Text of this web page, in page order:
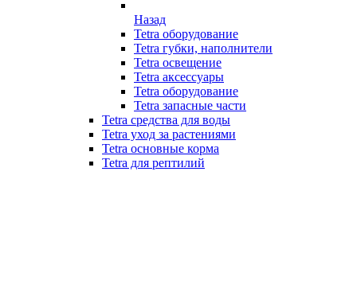
Назад
Tetra оборудование
Tetra губки, наполнители
Tetra освещение
Tetra аксессуары
Tetra оборудование
Tetra запасные части
Tetra средства для воды
Tetra уход за растениями
Tetra основные корма
Tetra для рептилий